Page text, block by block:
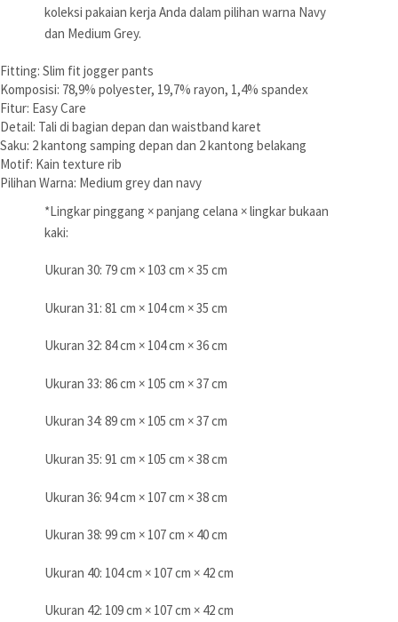
koleksi pakaian kerja Anda dalam pilihan warna Navy
dan Medium Grey.
Fitting: Slim fit jogger pants
Komposisi: 78,9% polyester, 19,7% rayon, 1,4% spandex
Fitur: Easy Care
Detail: Tali di bagian depan dan waistband karet
Saku: 2 kantong samping depan dan 2 kantong belakang
Motif: Kain texture rib
Pilihan Warna: Medium grey dan navy
*Lingkar pinggang × panjang celana × lingkar bukaan
kaki:
Ukuran 30: 79 cm × 103 cm × 35 cm
Ukuran 31: 81 cm × 104 cm × 35 cm
Ukuran 32: 84 cm × 104 cm × 36 cm
Ukuran 33: 86 cm × 105 cm × 37 cm
Ukuran 34: 89 cm × 105 cm × 37 cm
Ukuran 35: 91 cm × 105 cm × 38 cm
Ukuran 36: 94 cm × 107 cm × 38 cm
Ukuran 38: 99 cm × 107 cm × 40 cm
Ukuran 40: 104 cm × 107 cm × 42 cm
Ukuran 42: 109 cm × 107 cm × 42 cm